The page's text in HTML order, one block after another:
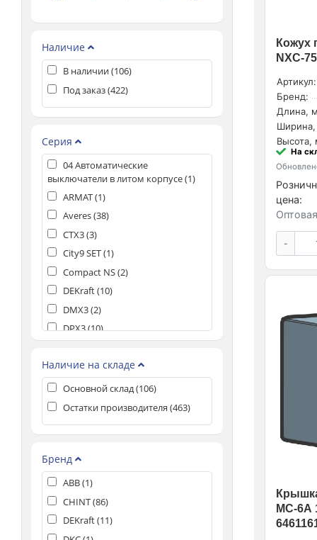
Кожух
NXC-
Артикул:
Бренд:
Длина,
Высота,
На
цена:
-
MC-6А
Наличие
В наличии (106)
Под заказ (422)
Серия
04 Автоматические
выключатели в литом корпусе (1)
ARMAT (1)
Averes (38)
CTX3 (3)
City9 SET (1)
Compact NS (2)
DEKraft (10)
DMX3 (2)
DPX3 (10)
DX3 ( 1)
EKF (31)
KARAT (6 )
KPRO (2)
NA8 Аксессуары (
NC1 (1)
NC8 Аксессуары (
NM8N Аксессуары (
NP Аксессуары (
Наличие на складе
Основной склад (106)
Остатки производителя (463)
Бренд
ABB (1)
CHINT (86)
DEKraft (11)